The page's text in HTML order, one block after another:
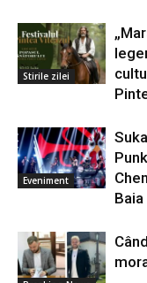
Stirile zilei
Eveniment